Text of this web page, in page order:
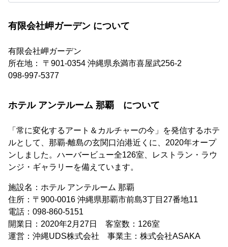
有限会社岬ガーデン について
有限会社岬ガーデン
所在地： 〒901-0354 沖縄県糸満市喜屋武256-2
098-997-5377
ホテル アンテルーム 那覇 について
「常に変化するアート＆カルチャーの今」を発信するホテ
ルとして、那覇-離島の玄関口泊港近くに、2020年オープ
ンしました。ハーバービュー全126室、レストラン・ラウ
ンジ・ギャラリーを備えています。
施設名：ホテル アンテルーム 那覇
住所：〒900-0016 沖縄県那覇市前島3丁目27番地11
電話：098-860-5151
開業日：2020年2月27日 客室数：126室
運営：沖縄UDS株式会社 事業主：株式会社ASAKA